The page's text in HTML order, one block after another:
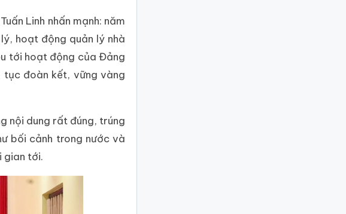
Linh nhấn mạnh: năm
hoạt động quản lý nhà
tới hoạt động của Đảng
tục đoàn kết, vững vàng
nội dung rất đúng, trúng
bối cảnh trong nước và
gian tới.